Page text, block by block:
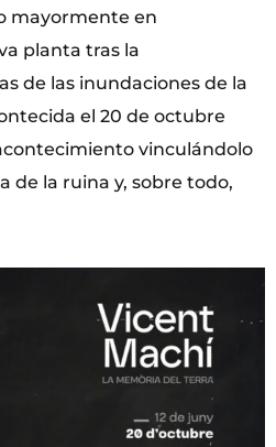
mayormente en
planta tras la
de las inundaciones de la
el 20 de octubre
vinculándolo
de la ruina y, sobre todo,